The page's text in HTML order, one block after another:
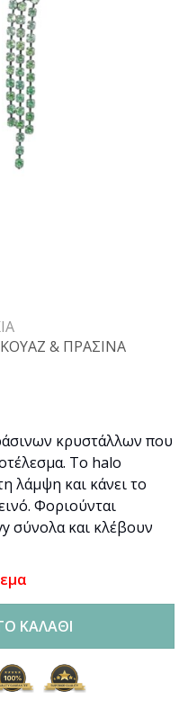
& ΠΡΑΣΙΝΑ
κρυστάλλων που
Το halo
λάμψη και κάνει το
Φοριούνται
σύνολα και κλέβουν
ΚΑΛΆΘΙ